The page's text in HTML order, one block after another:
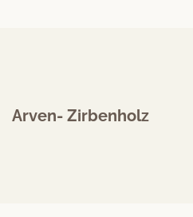
Arven- Zirbenholz